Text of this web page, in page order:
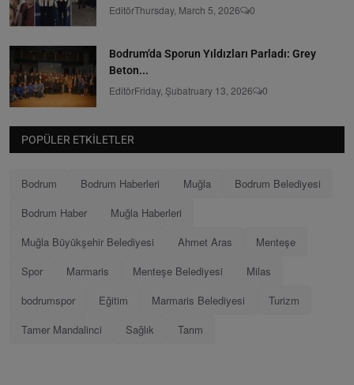
EditörThursday, March 5, 2026 0
Bodrum’da Sporun Yıldızları Parladı: Grey
Beton...
EditörFriday, Şubatruary 13, 2026 0
POPÜLER ETKILETLER
Bodrum Bodrum Haberleri Muğla
Bodrum Belediyesi
Bodrum Haber
Muğla Haberleri
Muğla Büyükşehir Belediyesi
Ahmet Aras
Menteşe
Spor
Marmaris Menteşe Belediyesi
Milas
bodrumspor
Eğitim Marmaris Belediyesi
Turizm
Tamer Mandalinci
Sağlık Tarım